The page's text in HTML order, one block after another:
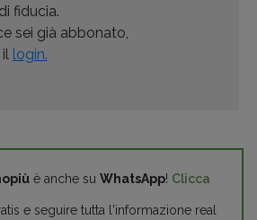
fiducia.
sei già abbonato,
login.
è anche su WhatsApp! Clicca
e seguire tutta l'informazione real